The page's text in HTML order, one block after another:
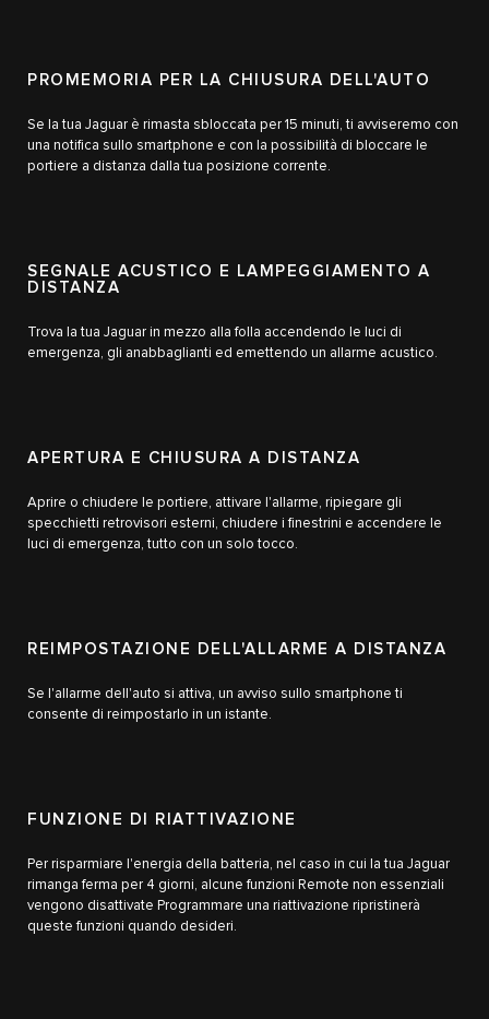
PROMEMORIA PER LA CHIUSURA DELL'AUTO
Se la tua Jaguar è rimasta sbloccata per 15 minuti, ti avviseremo con
una notifica sullo smartphone e con la possibilità di bloccare le
portiere a distanza dalla tua posizione corrente.
SEGNALE ACUSTICO E LAMPEGGIAMENTO A
DISTANZA
Trova la tua Jaguar in mezzo alla folla accendendo le luci di
emergenza, gli anabbaglianti ed emettendo un allarme acustico.
APERTURA E CHIUSURA A DISTANZA
Aprire o chiudere le portiere, attivare l'allarme, ripiegare gli
specchietti retrovisori esterni, chiudere i finestrini e accendere le
luci di emergenza, tutto con un solo tocco.
REIMPOSTAZIONE DELL'ALLARME A DISTANZA
Se l'allarme dell'auto si attiva, un avviso sullo smartphone ti
consente di reimpostarlo in un istante.
FUNZIONE DI RIATTIVAZIONE
Per risparmiare l'energia della batteria, nel caso in cui la tua Jaguar
rimanga ferma per 4 giorni, alcune funzioni Remote non essenziali
vengono disattivate Programmare una riattivazione ripristinerà
queste funzioni quando desideri.